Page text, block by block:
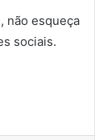
não esqueça
sociais.